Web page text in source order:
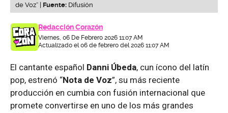
de Voz” | Fuente: Difusión
Redacción Corazón
Viernes, 06 De Febrero 2026 11:07 AM
Actualizado el 06 de febrero del 2026 11:07 AM
El cantante español Danni Úbeda, cun ícono del latín
pop, estrenó “Nota de Voz”, su más reciente
producción en cumbia con fusión internacional que
promete convertirse en uno de los más grandes